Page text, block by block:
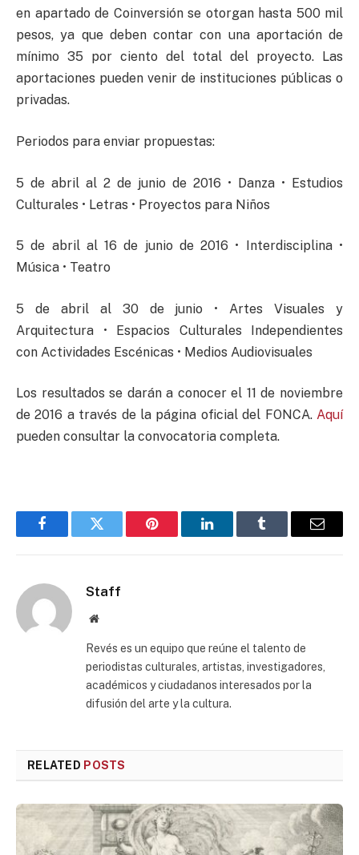
en apartado de Coinversión se otorgan hasta 500 mil
pesos, ya que deben contar con una aportación de
mínimo 35 por ciento del total del proyecto. Las
aportaciones pueden venir de instituciones públicas o
privadas.
Periodos para enviar propuestas:
5 de abril al 2 de junio de 2016 • Danza • Estudios
Culturales • Letras • Proyectos para Niños
5 de abril al 16 de junio de 2016 • Interdisciplina •
Música • Teatro
5 de abril al 30 de junio • Artes Visuales y
Arquitectura • Espacios Culturales Independientes
con Actividades Escénicas • Medios Audiovisuales
Los resultados se darán a conocer el 11 de noviembre
de 2016 a través de la página oficial del FONCA. Aquí
pueden consultar la convocatoria completa.
FacebookTwitter Pinterest LinkedInTumblr Email
Staff
Website
Revés es un equipo que reúne el talento de
periodistas culturales, artistas, investigadores,
académicos y ciudadanos interesados por la
difusión del arte y la cultura.
RELATED POSTS